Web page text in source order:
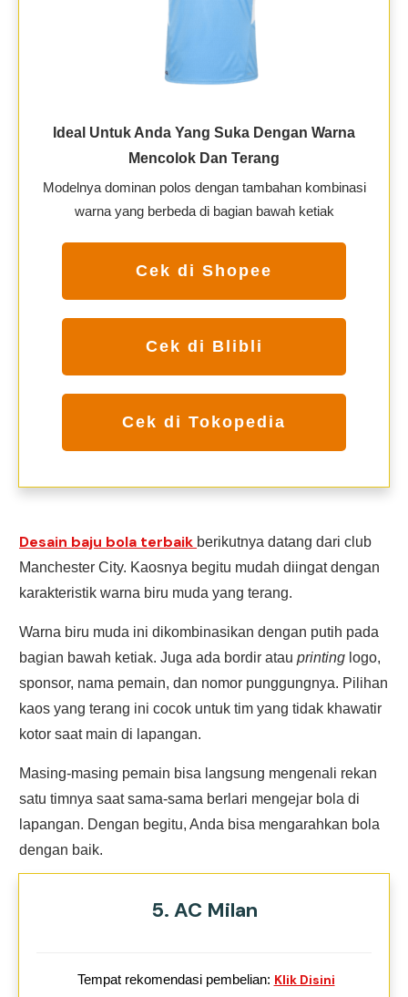
Ideal Untuk Anda Yang Suka Dengan Warna
Mencolok Dan Terang
Modelnya dominan polos dengan tambahan kombinasi
warna yang berbeda di bagian bawah ketiak
Cek di Shopee
Cek di Blibli
Cek di Tokopedia
Desain baju bola terbaik berikutnya datang dari club
Manchester City. Kaosnya begitu mudah diingat dengan
karakteristik warna biru muda yang terang.
Warna biru muda ini dikombinasikan dengan putih pada
bagian bawah ketiak. Juga ada bordir atau printing logo,
sponsor, nama pemain, dan nomor punggungnya. Pilihan
kaos yang terang ini cocok untuk tim yang tidak khawatir
kotor saat main di lapangan.
Masing-masing pemain bisa langsung mengenali rekan
satu timnya saat sama-sama berlari mengejar bola di
lapangan. Dengan begitu, Anda bisa mengarahkan bola
dengan baik.
5. AC Milan
Tempat rekomendasi pembelian: Klik Disini